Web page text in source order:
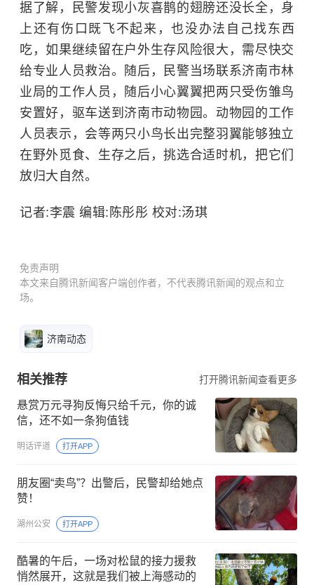
据了解，民警发现小灰喜鹊的翅膀还没长全，身
上还有伤口既飞不起来，也没办法自己找东西
吃，如果继续留在户外生存风险很大，需尽快交
给专业人员救治。随后，民警当场联系济南市林
业局的工作人员，随后小心翼翼把两只受伤雏鸟
安置好，驱车送到济南市动物园。动物园的工作
人员表示，会等两只小鸟长出完整羽翼能够独立
在野外觅食、生存之后，挑选合适时机，把它们
放归大自然。
记者:李震 编辑:陈彤彤 校对:汤琪
免责声明
本文来自腾讯新闻客户端创作者，不代表腾讯新闻的观点和立
场。
济南动态
相关推荐 打开腾讯新闻查看更多
悬赏万元寻狗反悔只给千元，你的诚
信，还不如一条狗值钱
明话评道 打开APP
朋友圈“卖鸟”？出警后，民警却给她点
赞！
湖州公安 打开APP
酷暑的午后，一场对松鼠的接力援救
悄然展开，这就是我们被上海感动的